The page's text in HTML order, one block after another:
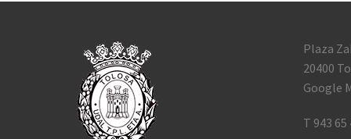
Plaza
20400
Google
T 943 65